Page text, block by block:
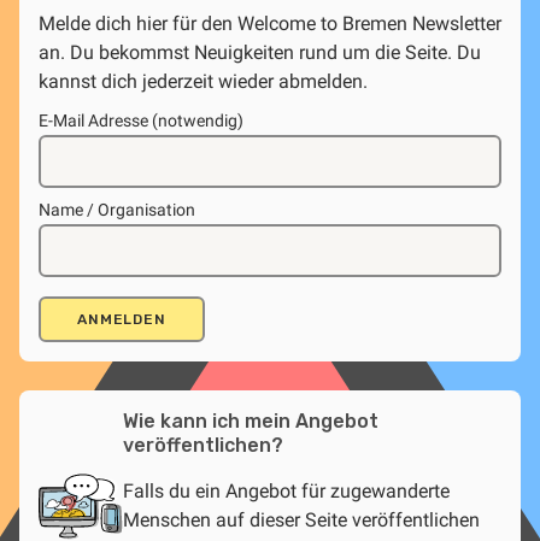
Melde dich hier für den Welcome to Bremen Newsletter
an. Du bekommst Neuigkeiten rund um die Seite. Du
kannst dich jederzeit wieder abmelden.
E-Mail Adresse (notwendig)
Name / Organisation
Wie kann ich mein Angebot
veröffentlichen?
Falls du ein Angebot für zugewanderte
Menschen auf dieser Seite veröffentlichen